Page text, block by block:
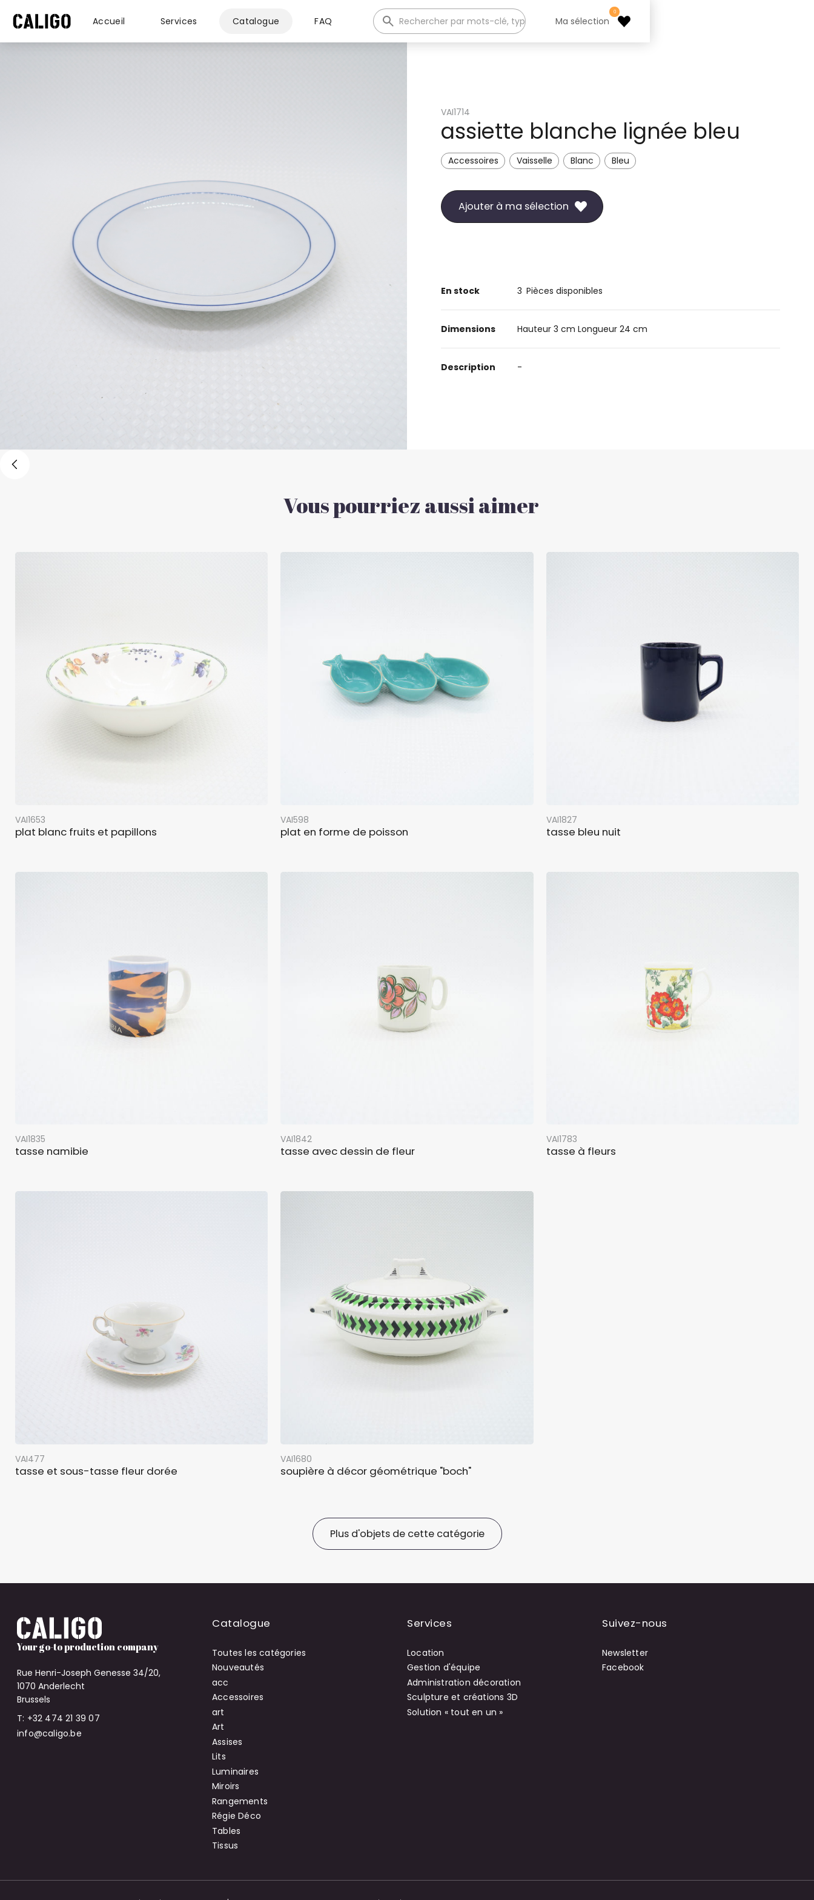
Accueil Services Catalogue FAQ Ma sélection
0
VAI1714
assiette blanche lignée bleu
Accessoires Vaisselle Blanc Bleu
Ajouter à ma sélection
En stock 3 Pièces disponibles
Dimensions Hauteur 3 cm Longueur 24 cm
Description -
Vous pourriez aussi aimer
VAI1653
plat blanc fruits et papillons
VAI598
plat en forme de poisson
VAI1827
tasse bleu nuit
VAI1835
tasse namibie
VAI1842
tasse avec dessin de fleur
VAI1783
tasse à fleurs
VAI477
tasse et sous-tasse fleur dorée
VAI1680
soupière à décor géométrique "boch"
Plus d'objets de cette catégorie
Your go-to production company
Rue Henri-Joseph Genesse 34/20,
1070 Anderlecht
Brussels
T: +32 474 21 39 07
info@caligo.be
Catalogue
Toutes les catégories
Nouveautés
acc
Accessoires
art
Art
Assises
Lits
Luminaires
Miroirs
Rangements
Régie Déco
Tables
Tissus
Services
Location
Gestion d'équipe
Administration décoration
Sculpture et créations 3D
Solution « tout en un »
Suivez-nous
Newsletter
Facebook